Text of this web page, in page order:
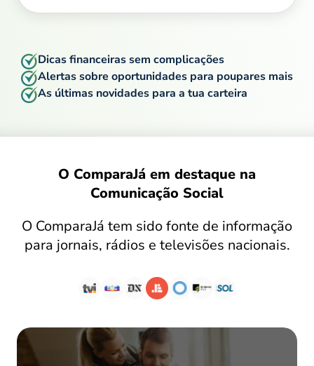
Dicas financeiras sem complicações
Alertas sobre oportunidades para poupares mais
As últimas novidades para a tua carteira
O ComparaJá em destaque na
Comunicação Social
O ComparaJá tem sido fonte de informação
para jornais, rádios e televisões nacionais.